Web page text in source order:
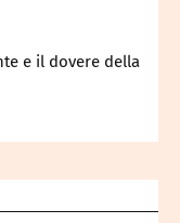
e il dovere della